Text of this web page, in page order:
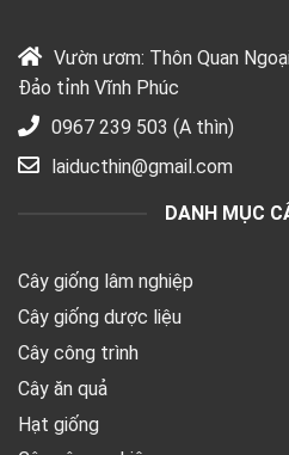
Vườn ươm: Thôn Quan
Đảo tỉnh Vĩnh Phúc
0967 239 503 (A thìn)
laiducthin@gmail.com
DANH MỤC
Cây giống lâm nghiệp
Cây giống dược liệu
Cây công trình
Cây ăn quả
Hạt giống